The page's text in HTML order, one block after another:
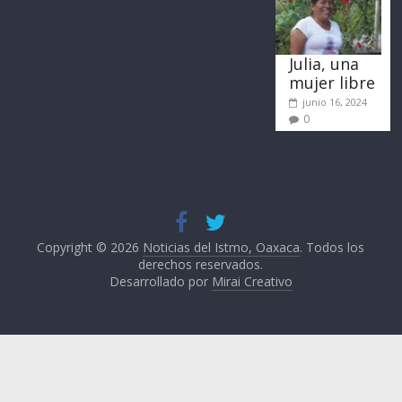
Julia, una
mujer libre
junio 16, 2024
0
Copyright © 2026 Noticias del Istmo, Oaxaca. Todos los
derechos reservados.
Desarrollado por Mirai Creativo